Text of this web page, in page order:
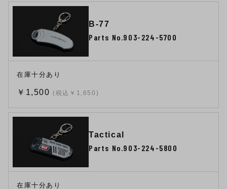
B-77
Parts No.903-224-5700
在庫十分あり
￥1,500 (税込￥1,650)
Tactical
Parts No.903-224-5800
在庫十分あり